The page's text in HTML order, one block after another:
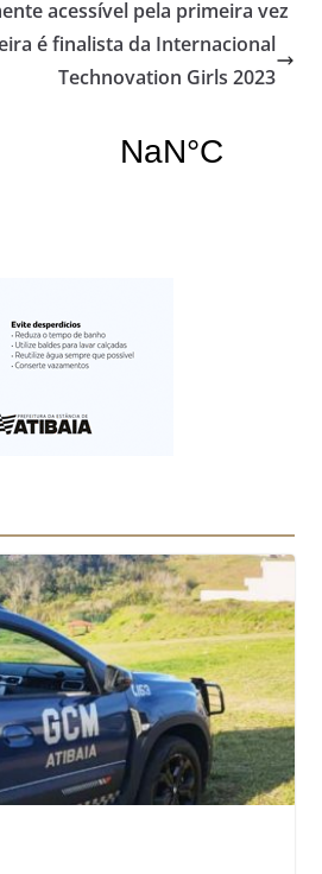
acessível pela primeira vez
é finalista da Internacional
Technovation Girls 2023